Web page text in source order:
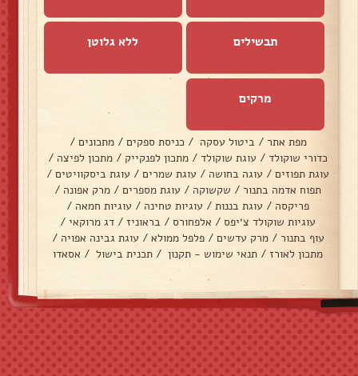
תבשילים ללא גלוטן
מרקים
מפת אתר / ביטול עסקה / כניסת ספקים / מתכונים /
כדורי שוקולד / עוגת שוקולד / מתכון לפנקייק / מתכון לפיצה /
עוגת תפוזים / עוגה בחושה / עוגת שמרים / עוגת ביסקוויטים /
תפוח אדמה בתנור / שקשוקה / עוגת מספרים / מרק אפונה /
פריקסה / עוגת בננות / עוגיות טחינה / עוגיות חמאה /
עוגיות שוקולד צ׳יפס / אלפחורס / בראוניז / דג מרוקאי /
עוף בתנור / מרק עדשים / פלפל ממולא / עוגת גבינה אפויה /
מתכון לאורז / תנאי שימוש - תקנון / תכנית בישול / אסאדו